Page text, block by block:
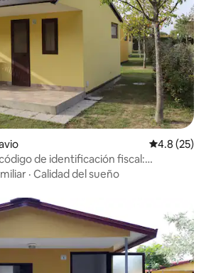
Calificación
4.8 (25)
de identificación fiscal:
· Calidad del sueño